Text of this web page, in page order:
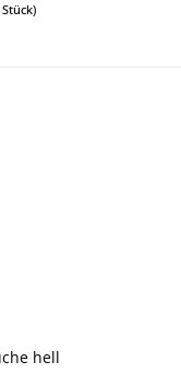
hell